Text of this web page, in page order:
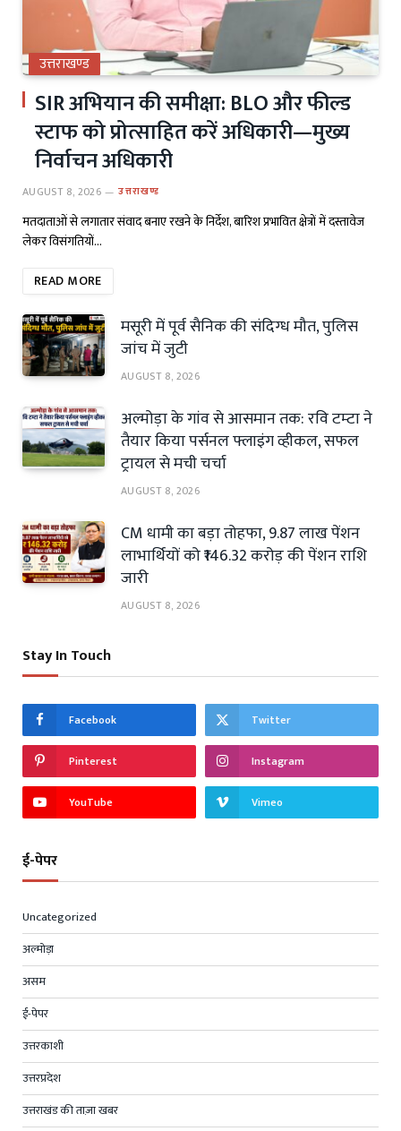
उत्तराखण्ड
SIR अभियान की समीक्षा: BLO और फील्ड
स्टाफ को प्रोत्साहित करें अधिकारी—मुख्य
निर्वाचन अधिकारी
AUGUST 8, 2026 उत्तराखण्ड
मतदाताओं से लगातार संवाद बनाए रखने के निर्देश, बारिश प्रभावित क्षेत्रों में दस्तावेज
लेकर विसंगतियों…
READ MORE
मसूरी में पूर्व सैनिक की संदिग्ध मौत, पुलिस
जांच में जुटी
AUGUST 8, 2026
अल्मोड़ा के गांव से आसमान तक: रवि टम्टा ने
तैयार किया पर्सनल फ्लाइंग व्हीकल, सफल
ट्रायल से मची चर्चा
AUGUST 8, 2026
CM धामी का बड़ा तोहफा, 9.87 लाख पेंशन
लाभार्थियों को ₹146.32 करोड़ की पेंशन राशि
जारी
AUGUST 8, 2026
Stay In Touch
Facebook Twitter
Pinterest Instagram
YouTube Vimeo
ई-पेपर
Uncategorized
अल्मोड़ा
असम
ई-पेपर
उत्तरकाशी
उत्तरप्रदेश
उत्तराखंड की ताज़ा खबर